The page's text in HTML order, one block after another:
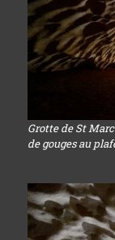
Grotte de St
de gouges au